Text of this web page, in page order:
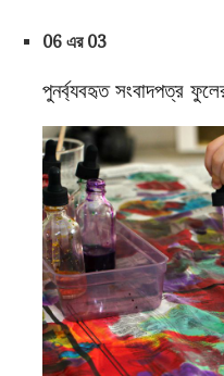
06 এর 03
পুনর্ব্যবহৃত সংবাদপত্র